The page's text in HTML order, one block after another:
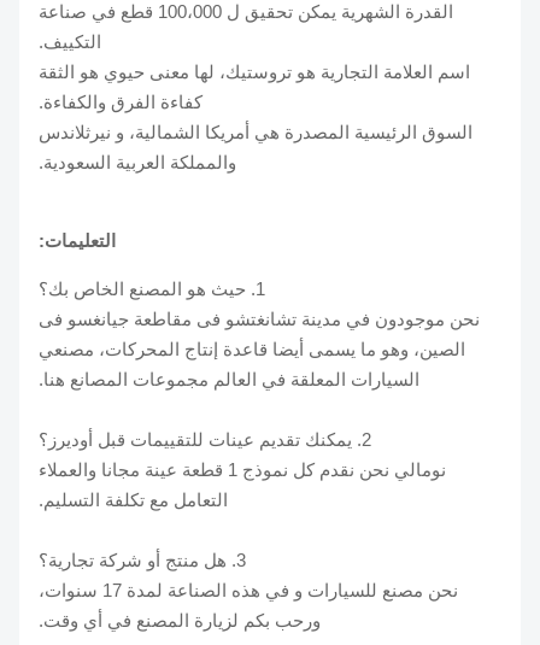
القدرة الشهرية يمكن تحقيق ل 100،000 قطع في صناعة
التكييف.
اسم العلامة التجارية هو تروستيك، لها معنى حيوي هو الثقة
كفاءة الفرق والكفاءة.
السوق الرئيسية المصدرة هي أمريكا الشمالية، و نيرثلاندس
والمملكة العربية السعودية.
التعليمات:
نحن موجودون في مدينة تشانغتشو فى مقاطعة جيانغسو فى
الصين، وهو ما يسمى أيضا قاعدة إنتاج المحركات، مصنعي
السيارات المعلقة في العالم مجموعات المصانع هنا.
نومالي نحن نقدم كل نموذج 1 قطعة عينة مجانا والعملاء
التعامل مع تكلفة التسليم.
نحن مصنع للسيارات و في هذه الصناعة لمدة 17 سنوات،
ورحب بكم لزيارة المصنع في أي وقت.